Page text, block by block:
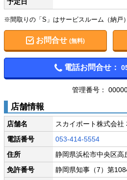
予定日
※間取りの「S」はサービスルーム（納戸
お問合せ (無料)
電話お問合せ：
管理番号：
店舗情報
店舗名
スカイポート株式会社
電話番号
053-414-5554
住所
静岡県浜松市中央区高
免許番号
静岡県知事（7）第